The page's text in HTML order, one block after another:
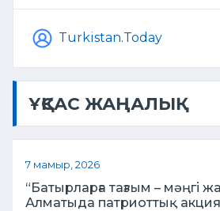
Turkistan.Today
ҰҚСАС ЖАҢАЛЫҚ
7 мамыр, 2026
“Батырларға тағзым – мәңгі
Алматыда патриоттық